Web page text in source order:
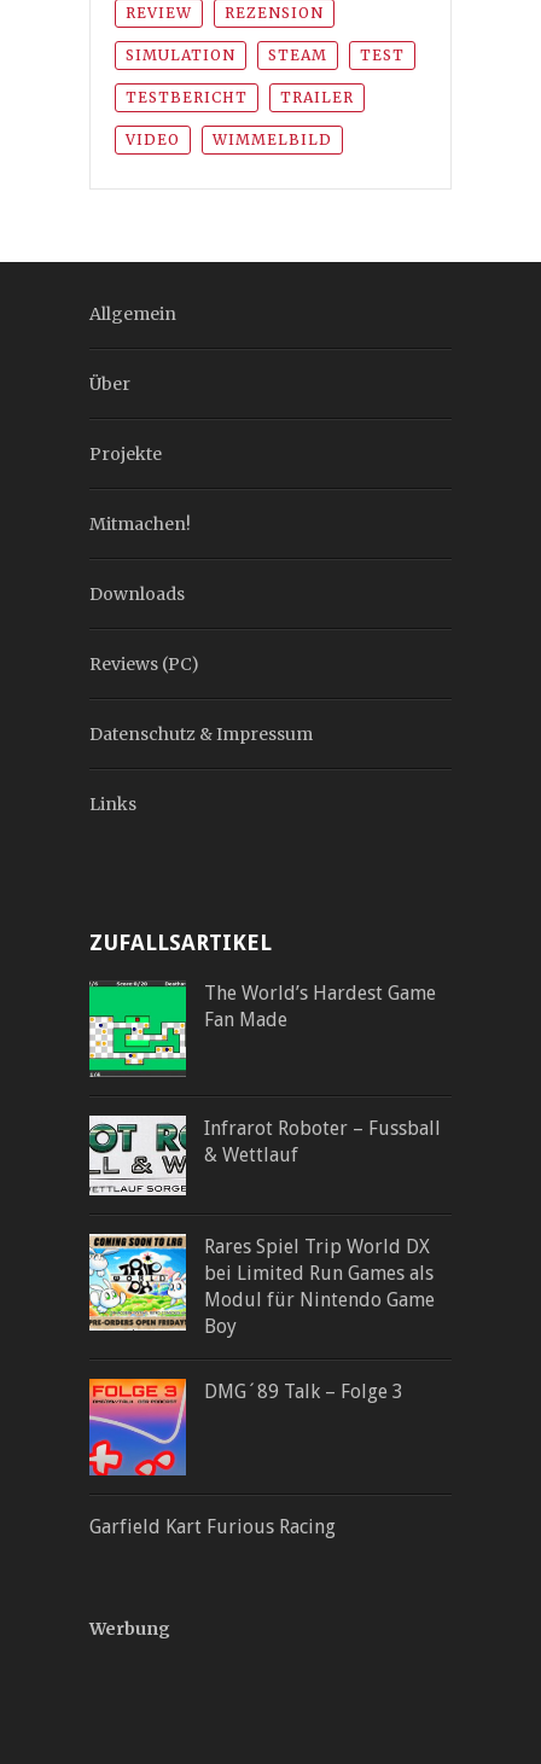
REVIEW REZENSION
SIMULATION STEAM TEST
TESTBERICHT TRAILER
VIDEO WIMMELBILD
Allgemein
Über
Projekte
Mitmachen!
Downloads
Reviews (PC)
Datenschutz & Impressum
Links
ZUFALLSARTIKEL
The World’s Hardest Game
Fan Made
Infrarot Roboter – Fussball
& Wettlauf
Rares Spiel Trip World DX
bei Limited Run Games als
Modul für Nintendo Game
Boy
DMG´89 Talk – Folge 3
Garfield Kart Furious Racing
Werbung